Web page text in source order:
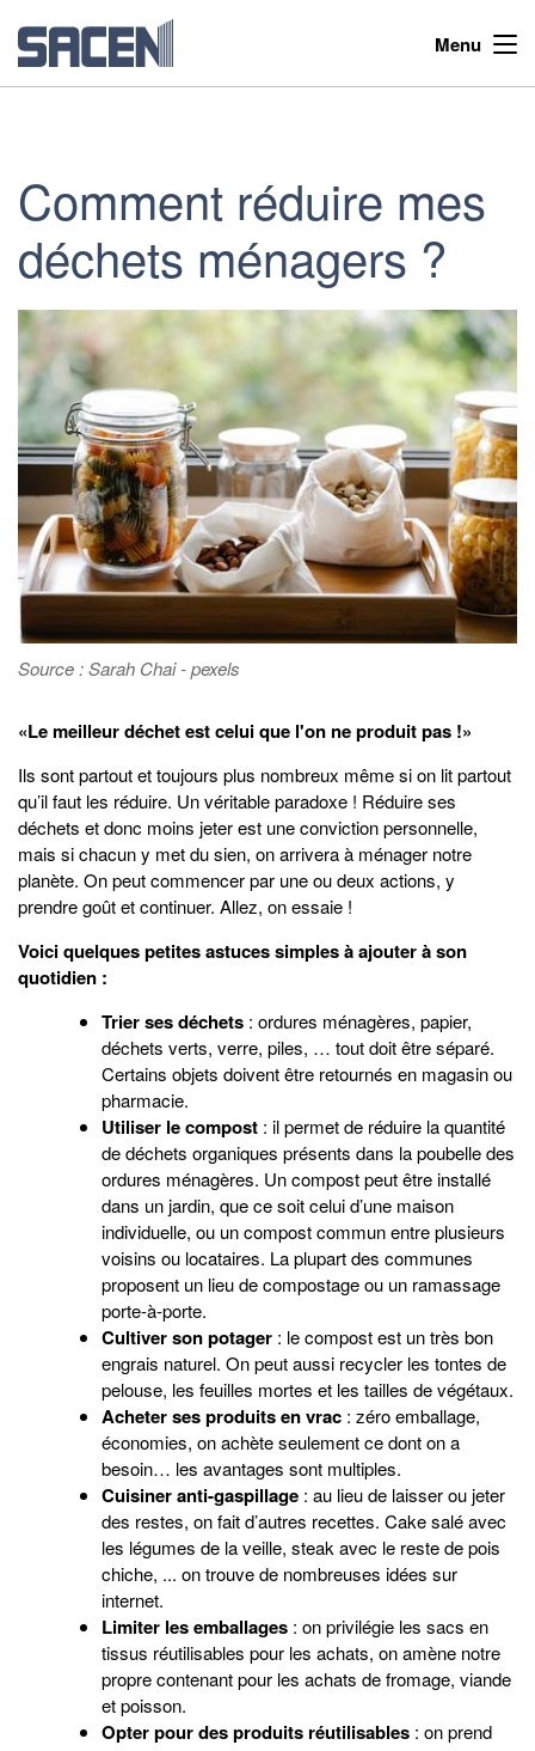
Menu
Comment réduire mes
déchets ménagers ?
Source : Sarah Chai - pexels
«Le meilleur déchet est celui que l'on ne produit pas !»
Ils sont partout et toujours plus nombreux même si on lit partout
qu’il faut les réduire. Un véritable paradoxe ! Réduire ses
déchets et donc moins jeter est une conviction personnelle,
mais si chacun y met du sien, on arrivera à ménager notre
planète. On peut commencer par une ou deux actions, y
prendre goût et continuer. Allez, on essaie !
Voici quelques petites astuces simples à ajouter à son
quotidien :
Trier ses déchets : ordures ménagères, papier,
déchets verts, verre, piles, … tout doit être séparé.
Certains objets doivent être retournés en magasin ou
pharmacie.
Utiliser le compost : il permet de réduire la quantité
de déchets organiques présents dans la poubelle des
ordures ménagères. Un compost peut être installé
dans un jardin, que ce soit celui d’une maison
individuelle, ou un compost commun entre plusieurs
voisins ou locataires. La plupart des communes
proposent un lieu de compostage ou un ramassage
porte-à-porte.
Cultiver son potager : le compost est un très bon
engrais naturel. On peut aussi recycler les tontes de
pelouse, les feuilles mortes et les tailles de végétaux.
Acheter ses produits en vrac : zéro emballage,
économies, on achète seulement ce dont on a
besoin… les avantages sont multiples.
Cuisiner anti-gaspillage : au lieu de laisser ou jeter
des restes, on fait d’autres recettes. Cake salé avec
les légumes de la veille, steak avec le reste de pois
chiche, ... on trouve de nombreuses idées sur
internet.
Limiter les emballages : on privilégie les sacs en
tissus réutilisables pour les achats, on amène notre
propre contenant pour les achats de fromage, viande
et poisson.
Opter pour des produits réutilisables : on prend